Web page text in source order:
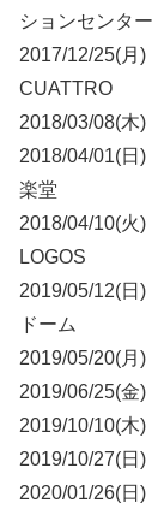
ションセンター
2017/12/25(月)
CUATTRO
2018/03/08(木)
2018/04/01(日)
楽堂
2018/04/10(火)
LOGOS
2019/05/12(日)
ドーム
2019/05/20(月)
2019/06/25(金)
2019/10/10(木)
2019/10/27(日)
2020/01/26(日)